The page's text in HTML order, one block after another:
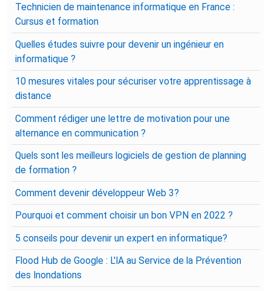
Technicien de maintenance informatique en France :
Cursus et formation
Quelles études suivre pour devenir un ingénieur en
informatique ?
10 mesures vitales pour sécuriser votre apprentissage à
distance
Comment rédiger une lettre de motivation pour une
alternance en communication ?
Quels sont les meilleurs logiciels de gestion de planning
de formation ?
Comment devenir développeur Web 3?
Pourquoi et comment choisir un bon VPN en 2022 ?
5 conseils pour devenir un expert en informatique?
Flood Hub de Google : L'IA au Service de la Prévention
des Inondations